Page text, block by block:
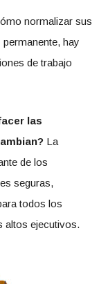
normalizar sus
permanente, hay
de trabajo
las
La
de los
seguras,
todos los
altos ejecutivos.